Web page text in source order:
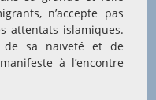
n’accepte pas
attentats islamiques.
de sa naïveté et de
à l’encontre